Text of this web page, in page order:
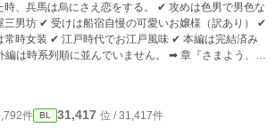
兵馬は烏にさえ恋をする。 ✔︎ 攻めは色男で男色な
三男坊 ✔︎ 受けは船宿自慢の可愛いお嬢様（訳あり） ✔︎
常時女装 ✔︎ 江戸時代でお江戸風味 ✔︎ 本編は完結済み
編は時系列順に並んでいません。 ➡︎ 章『さまよう、か
は本編以前の話になっており、本編中のネタバレ（と
しています。 ➡︎ 章『船宿吉村』は船宿吉村が舞台の
かや兵馬の登場しない」お話が入っています。BLもそ
件 BL 31,417 位 / 31,417件